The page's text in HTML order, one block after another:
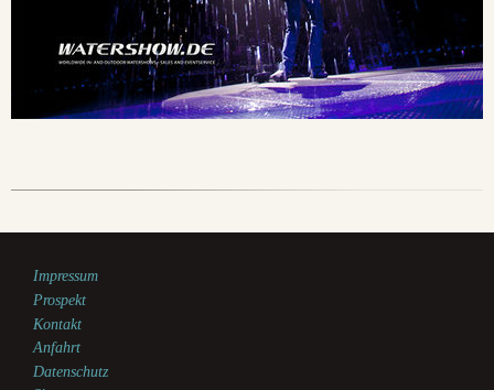
Impressum
Prospekt
Kontakt
Anfahrt
Datenschutz